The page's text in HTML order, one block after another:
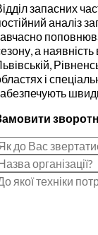
запасних
аналіз
а наявність
і